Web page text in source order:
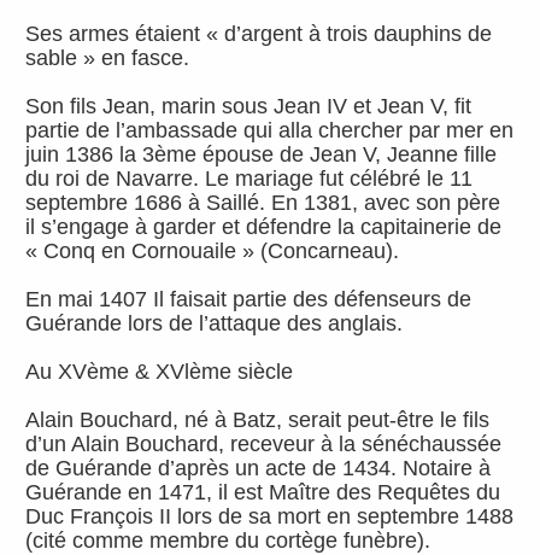
Ses armes étaient « d’argent à trois dauphins de
sable » en fasce.
Son fils Jean, marin sous Jean IV et Jean V, fit
partie de l’ambassade qui alla chercher par mer en
juin 1386 la 3ème épouse de Jean V, Jeanne fille
du roi de Navarre. Le mariage fut célébré le 11
septembre 1686 à Saillé. En 1381, avec son père
il s’engage à garder et défendre la capitainerie de
« Conq en Cornouaile » (Concarneau).
En mai 1407 Il faisait partie des défenseurs de
Guérande lors de l’attaque des anglais.
Au XVème & XVlème siècle
Alain Bouchard, né à Batz, serait peut-être le fils
d’un Alain Bouchard, receveur à la sénéchaussée
de Guérande d’après un acte de 1434. Notaire à
Guérande en 1471, il est Maître des Requêtes du
Duc François II lors de sa mort en septembre 1488
(cité comme membre du cortège funèbre).